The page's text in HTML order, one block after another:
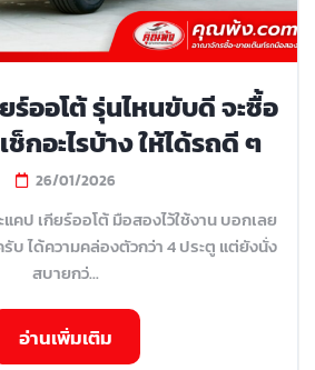
ร์ออโต้ รุ่นไหนขับดี จะซื้อ
กอะไรบ้าง ให้ได้รถดี ๆ
26/01/2026
คป เกียร์ออโต้ มือสองไว้ใช้งาน บอกเลย
บ ได้ความคล่องตัวกว่า 4 ประตู แต่ยังนั่ง
สบายกว่...
อ่านเพิ่มเติม